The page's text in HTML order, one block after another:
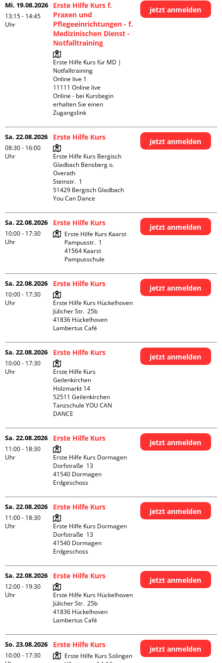
Mi. 19.08.2026
13:15 - 14:45
Uhr
Erste Hilfe Kurs f.
Praxen und
Pflegeeinrichtungen - f.
Medizinischen Dienst -
Notfalltraining
Erste Hilfe Kurs für MD |
Notfalltraining
Online live 1
11111 Online live
Online - bei Kursbegin
erhalten Sie einen
Zugangslink
jetzt anmelden
Sa. 22.08.2026
08:30 - 16:00
Uhr
Erste Hilfe Kurs
Erste Hilfe Kurs Bergisch
Gladbach Bensberg o.
Overath
Steinstr.  1
51429 Bergisch Gladbach
You Can Dance
jetzt anmelden
Sa. 22.08.2026
10:00 - 17:30
Uhr
Erste Hilfe Kurs
Erste Hilfe Kurs Kaarst
Pampusstr.  1
41564 Kaarst
Pampusschule
jetzt anmelden
Sa. 22.08.2026
10:00 - 17:30
Uhr
Erste Hilfe Kurs
Erste Hilfe Kurs Hückelhoven
Jülicher Str.  25b
41836 Hückelhoven
Lambertus Café
jetzt anmelden
Sa. 22.08.2026
10:00 - 17:30
Uhr
Erste Hilfe Kurs
Erste Hilfe Kurs
Geilenkirchen
Holzmarkt 14
52511 Geilenkirchen
Tanzschule YOU CAN
DANCE
jetzt anmelden
Sa. 22.08.2026
11:00 - 18:30
Uhr
Erste Hilfe Kurs
Erste Hilfe Kurs Dormagen
Dorfstraße  13
41540 Dormagen
Erdgeschoss
jetzt anmelden
Sa. 22.08.2026
11:00 - 18:30
Uhr
Erste Hilfe Kurs
Erste Hilfe Kurs Dormagen
Dorfstraße  13
41540 Dormagen
Erdgeschoss
jetzt anmelden
Sa. 22.08.2026
12:00 - 19:30
Uhr
Erste Hilfe Kurs
Erste Hilfe Kurs Hückelhoven
Jülicher Str.  25b
41836 Hückelhoven
Lambertus Café
jetzt anmelden
So. 23.08.2026
10:00 - 17:30
Erste Hilfe Kurs
Erste Hilfe Kurs Solingen
jetzt anmelden